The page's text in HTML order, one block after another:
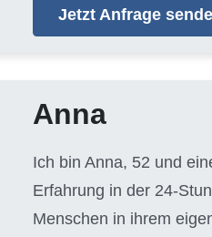
Jetzt Anfrage
Anna
Ich bin Anna, 52 und
Erfahrung in der 24-
Menschen in ihrem